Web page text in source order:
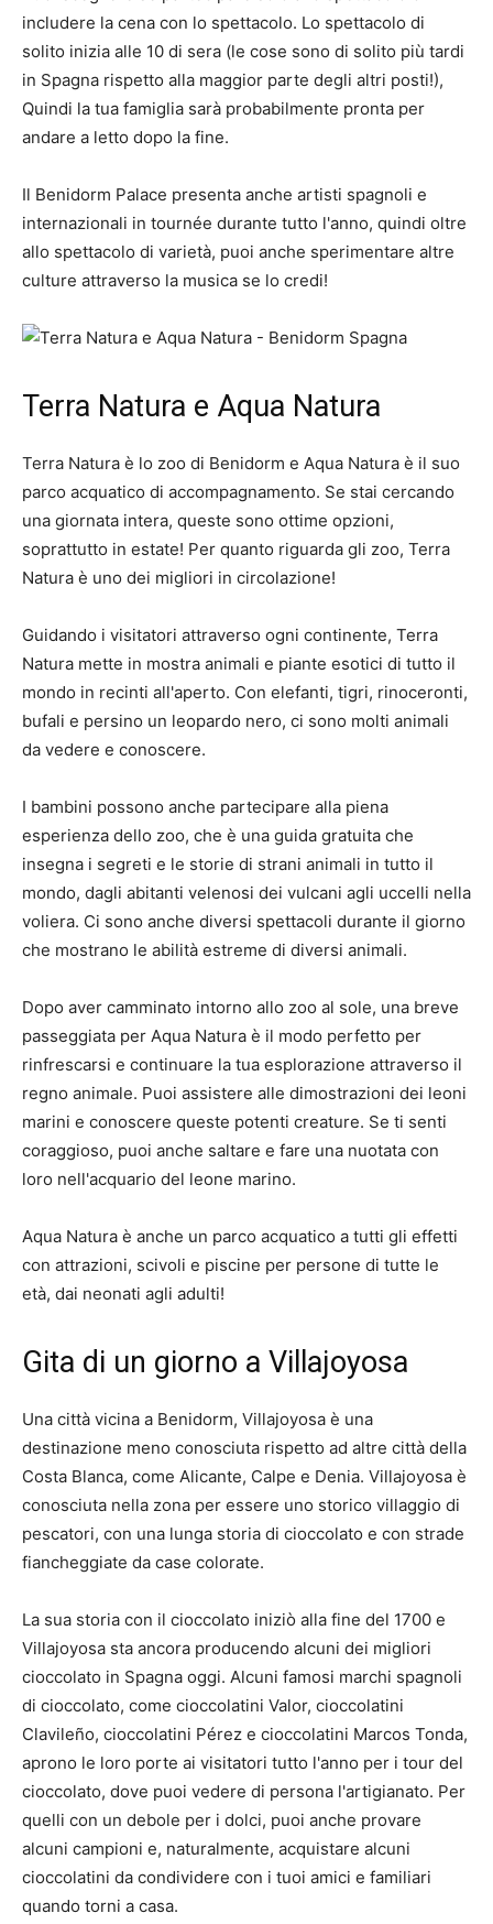
includere la cena con lo spettacolo. Lo spettacolo di
solito inizia alle 10 di sera (le cose sono di solito più tardi
in Spagna rispetto alla maggior parte degli altri posti!),
Quindi la tua famiglia sarà probabilmente pronta per
andare a letto dopo la fine.
Il Benidorm Palace presenta anche artisti spagnoli e
internazionali in tournée durante tutto l'anno, quindi oltre
allo spettacolo di varietà, puoi anche sperimentare altre
culture attraverso la musica se lo credi!
Terra Natura e Aqua Natura
Terra Natura è lo zoo di Benidorm e Aqua Natura è il suo
parco acquatico di accompagnamento. Se stai cercando
una giornata intera, queste sono ottime opzioni,
soprattutto in estate! Per quanto riguarda gli zoo, Terra
Natura è uno dei migliori in circolazione!
Guidando i visitatori attraverso ogni continente, Terra
Natura mette in mostra animali e piante esotici di tutto il
mondo in recinti all'aperto. Con elefanti, tigri, rinoceronti,
bufali e persino un leopardo nero, ci sono molti animali
da vedere e conoscere.
I bambini possono anche partecipare alla piena
esperienza dello zoo, che è una guida gratuita che
insegna i segreti e le storie di strani animali in tutto il
mondo, dagli abitanti velenosi dei vulcani agli uccelli nella
voliera. Ci sono anche diversi spettacoli durante il giorno
che mostrano le abilità estreme di diversi animali.
Dopo aver camminato intorno allo zoo al sole, una breve
passeggiata per Aqua Natura è il modo perfetto per
rinfrescarsi e continuare la tua esplorazione attraverso il
regno animale. Puoi assistere alle dimostrazioni dei leoni
marini e conoscere queste potenti creature. Se ti senti
coraggioso, puoi anche saltare e fare una nuotata con
loro nell'acquario del leone marino.
Aqua Natura è anche un parco acquatico a tutti gli effetti
con attrazioni, scivoli e piscine per persone di tutte le
età, dai neonati agli adulti!
Gita di un giorno a Villajoyosa
Una città vicina a Benidorm, Villajoyosa è una
destinazione meno conosciuta rispetto ad altre città della
Costa Blanca, come Alicante, Calpe e Denia. Villajoyosa è
conosciuta nella zona per essere uno storico villaggio di
pescatori, con una lunga storia di cioccolato e con strade
fiancheggiate da case colorate.
La sua storia con il cioccolato iniziò alla fine del 1700 e
Villajoyosa sta ancora producendo alcuni dei migliori
cioccolato in Spagna oggi. Alcuni famosi marchi spagnoli
di cioccolato, come cioccolatini Valor, cioccolatini
Clavileño, cioccolatini Pérez e cioccolatini Marcos Tonda,
aprono le loro porte ai visitatori tutto l'anno per i tour del
cioccolato, dove puoi vedere di persona l'artigianato. Per
quelli con un debole per i dolci, puoi anche provare
alcuni campioni e, naturalmente, acquistare alcuni
cioccolatini da condividere con i tuoi amici e familiari
quando torni a casa.